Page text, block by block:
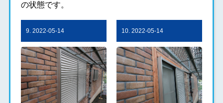
の状態です。
9. 2022-05-14 10. 2022-05-14